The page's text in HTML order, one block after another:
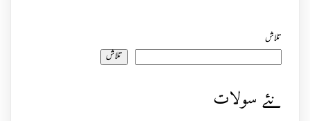
تلاش
تلاش
نئے سولات